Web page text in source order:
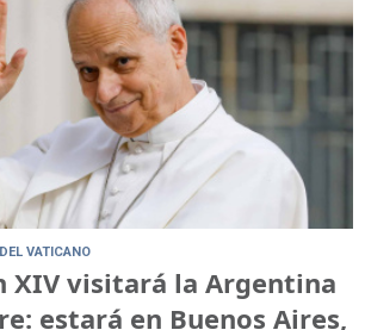
VATICANO
XIV visitará la Argentina
estará en Buenos Aires,